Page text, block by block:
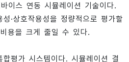
이스 연동 시뮬레이션 기술이다.
·상호작용성을 정량적으로 평가할
용을 크게 줄일 수 있다.
합평가 시스템이다. 시뮬레이션 결